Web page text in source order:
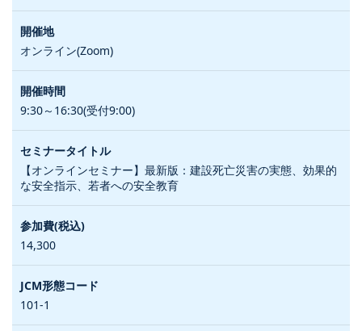
オンライン(Zoom)
9:30～16:30(受付9:00)
【オンラインセミナー】最新版：建設死亡災害の実態、効果的
な安全指示、若者への安全教育
14,300
101-1